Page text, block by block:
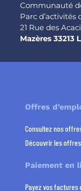
Communauté
Parc d’activités
21 Rue des
Mazères 33213
Offres
Consultez nos
Découvrir les
Paiement en
Payez vos factures